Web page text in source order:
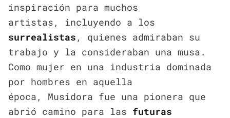
inspiración para muchos
artistas, incluyendo a los
surrealistas , quienes admiraban su
trabajo y la consideraban una musa.
Como mujer en una industria dominada
por hombres en aquella
época, Musidora fue una pionera que
abrió camino para las futuras